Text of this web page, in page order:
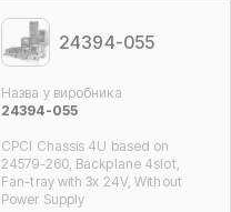
24394-055
Назва у виробника
24394-055
CPCI Chassis 4U based on
24579-260, Backplane 4slot,
Fan-tray with 3x 24V, Without
Power Supply